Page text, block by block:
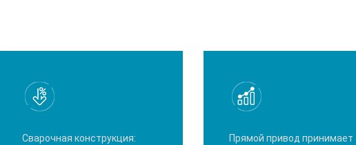
Сварочная конструкция:
Прямой привод принимает